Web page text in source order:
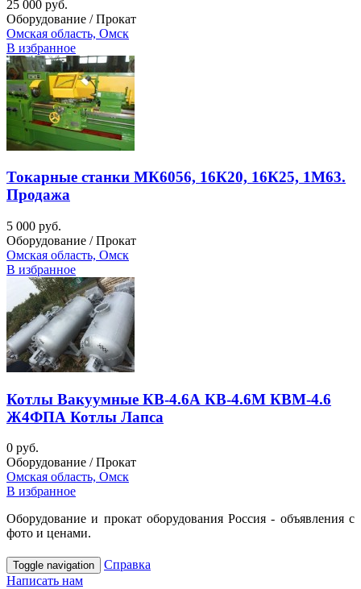
25 000 руб.
Оборудование / Прокат
Омская область, Омск
В избранное
Токарные станки МК6056, 16К20, 16К25, 1М63.
Продажа
5 000 руб.
Оборудование / Прокат
Омская область, Омск
В избранное
Котлы Вакуумные КВ-4.6А КВ-4.6М КВМ-4.6
Ж4ФПА Котлы Лапса
0 руб.
Оборудование / Прокат
Омская область, Омск
В избранное
Оборудование и прокат оборудования Россия - объявления с
фото и ценами.
Toggle navigation
Справка
Написать нам